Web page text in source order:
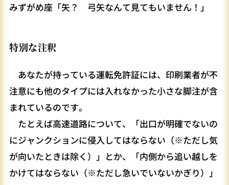
みずがめ座「矢？ 弓矢なんて見てもいません！」
特別な注釈
あなたが持っている運転免許証には、印刷業者が不
注意にも他のタイプには入れなかった小さな脚注が含
まれているのです。
たとえば高速道路について、「出口が明確でないの
にジャンクションに侵入してはならない（※ただし気
が向いたときは除く）」とか、「内側から追い越しを
かけてはならない（※ただし急いでいないかぎり）」